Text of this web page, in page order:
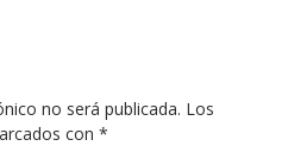
no será publicada. Los
con *